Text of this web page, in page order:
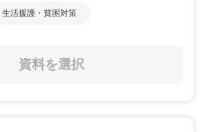
生活援護・貧困対策
資料を選択